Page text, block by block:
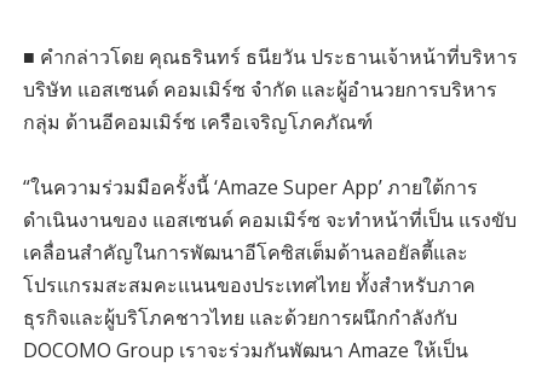
■ คำกล่าวโดย คุณธรินทร์ ธนียวัน ประธานเจ้าหน้าที่บริหาร
บริษัท แอสเซนด์ คอมเมิร์ซ จำกัด และผู้อำนวยการบริหาร
กลุ่ม ด้านอีคอมเมิร์ซ เครือเจริญโภคภัณฑ์
“ในความร่วมมือครั้งนี้ ‘Amaze Super App’ ภายใต้การ
ดำเนินงานของ แอสเซนด์ คอมเมิร์ซ จะทำหน้าที่เป็น แรงขับ
เคลื่อนสำคัญในการพัฒนาอีโคซิสเต็มด้านลอยัลตี้และ
โปรแกรมสะสมคะแนนของประเทศไทย ทั้งสำหรับภาค
ธุรกิจและผู้บริโภคชาวไทย และด้วยการผนึกกำลังกับ
DOCOMO Group เราจะร่วมกันพัฒนา Amaze ให้เป็น